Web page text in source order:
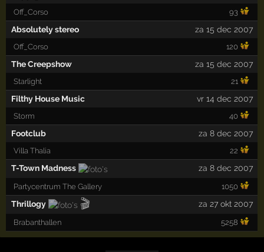
Off_Corso 93
Absolutely stereo za 15 dec 2007
Off_Corso 120
The Creepshow za 15 dec 2007
Starlight 21
Filthy House Music vr 14 dec 2007
Storm 40
Footclub za 8 dec 2007
Villa Thalia 22
T-Town Madness za 8 dec 2007
Partycentrum The Gallery 1050
Thrillogy 🎬 za 27 okt 2007
Brabanthallen 5258